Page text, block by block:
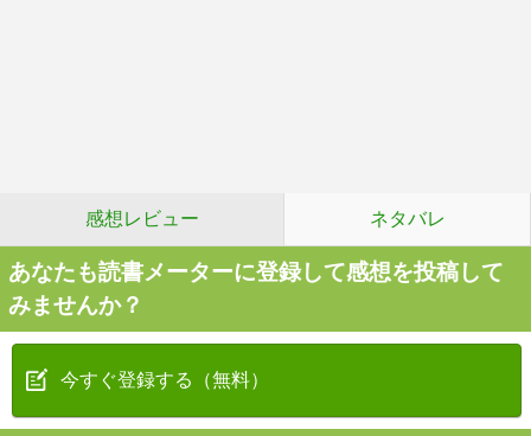
感想レビュー ネタバレ
あなたも読書メーターに登録して感想を投稿して
みませんか？
今すぐ登録する（無料）